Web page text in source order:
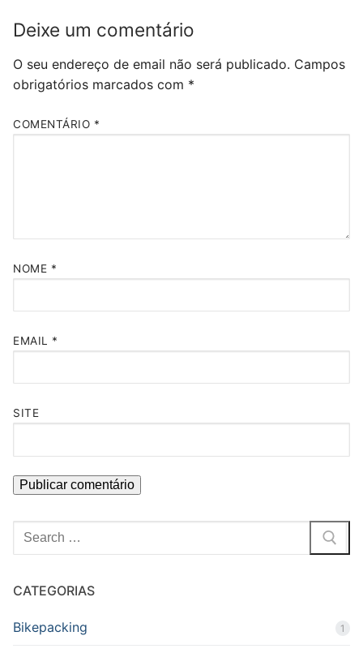
Deixe um comentário
O seu endereço de email não será publicado. Campos
obrigatórios marcados com *
COMENTÁRIO *
NOME *
EMAIL *
SITE
Pesquisar
por:
CATEGORIAS
Bikepacking 1